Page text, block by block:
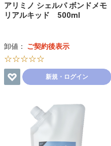
アリミノ シェルパ ボンドメモ
リアルキッド 500ml
卸値： ご契約後表示
☆☆☆☆☆
新規・ログイン